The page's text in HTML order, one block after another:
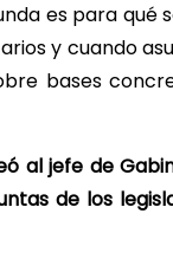
es para qué
y cuando
bases
al jefe de
de los